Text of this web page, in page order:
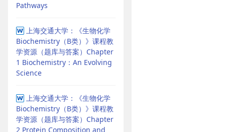
Pathways
上海交通大学：《生物化学
Biochemistry（B类）》课程教
学资源（题库与答案）Chapter
1 Biochemistry：An Evolving
Science
上海交通大学：《生物化学
Biochemistry（B类）》课程教
学资源（题库与答案）Chapter
2 Protein Composition and